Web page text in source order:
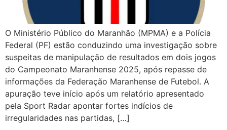
O Ministério Público do Maranhão (MPMA) e a Polícia
Federal (PF) estão conduzindo uma investigação sobre
suspeitas de manipulação de resultados em dois jogos
do Campeonato Maranhense 2025, após repasse de
informações da Federação Maranhense de Futebol. A
apuração teve início após um relatório apresentado
pela Sport Radar apontar fortes indícios de
irregularidades nas partidas, […]